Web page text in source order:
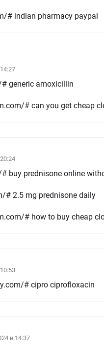
# indian pharmacy paypal
generic amoxicillin
# can you get cheap
buy prednisone online
# 2.5 mg prednisone daily
# how to buy cheap
# cipro ciprofloxacin
в 14:37